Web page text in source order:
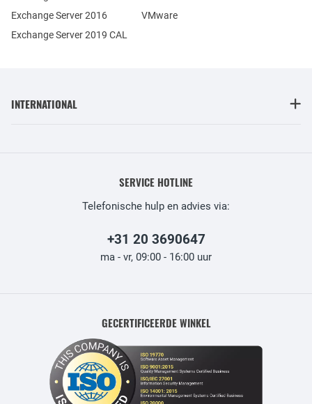
Exchange Server 2016
Exchange Server 2019 CAL
VMware
INTERNATIONAL
SERVICE HOTLINE
Telefonische hulp en advies via:
+31 20 3690647
ma - vr, 09:00 - 16:00 uur
GECERTIFICEERDE WINKEL